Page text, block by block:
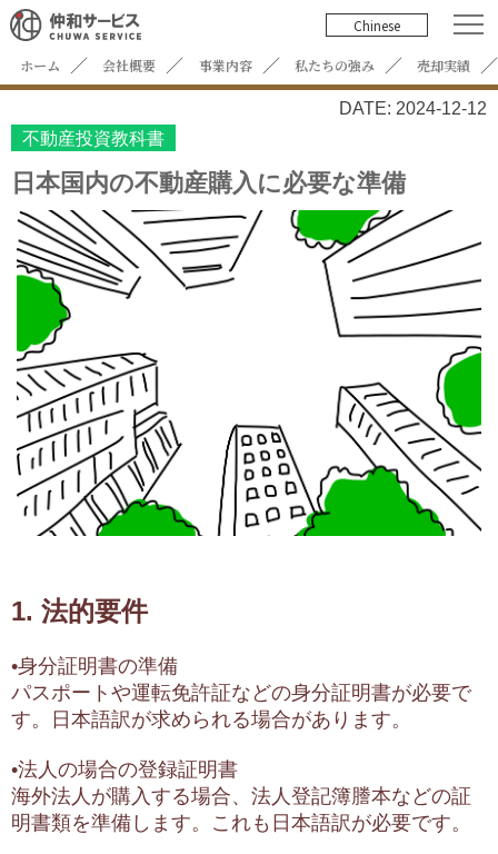
Chinese
ホーム 会社概要 事業内容 私たちの強み 売却実績
DATE: 2024-12-12
不動産投資教科書
日本国内の不動産購入に必要な準備
1. 法的要件
•身分証明書の準備
パスポートや運転免許証などの身分証明書が必要で
す。日本語訳が求められる場合があります。
•法人の場合の登録証明書
海外法人が購入する場合、法人登記簿謄本などの証
明書類を準備します。これも日本語訳が必要です。